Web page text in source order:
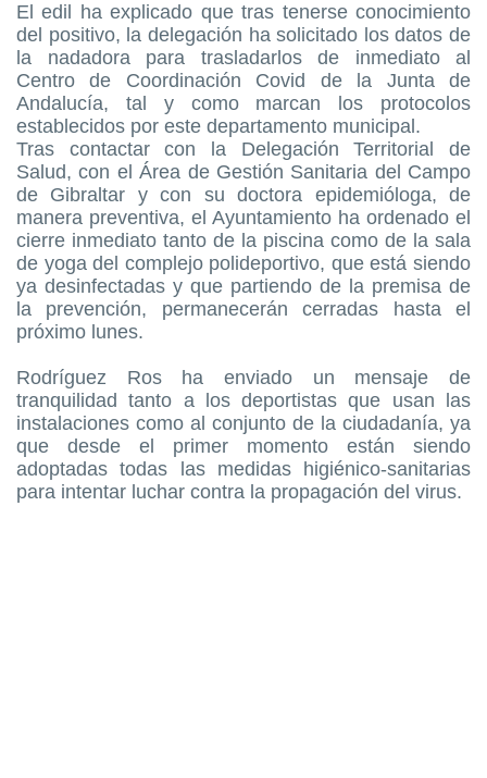
El edil ha explicado que tras tenerse conocimiento
del positivo, la delegación ha solicitado los datos de
la nadadora para trasladarlos de inmediato al
Centro de Coordinación Covid de la Junta de
Andalucía, tal y como marcan los protocolos
establecidos por este departamento municipal.
Tras contactar con la Delegación Territorial de
Salud, con el Área de Gestión Sanitaria del Campo
de Gibraltar y con su doctora epidemióloga, de
manera preventiva, el Ayuntamiento ha ordenado el
cierre inmediato tanto de la piscina como de la sala
de yoga del complejo polideportivo, que está siendo
ya desinfectadas y que partiendo de la premisa de
la prevención, permanecerán cerradas hasta el
próximo lunes.
Rodríguez Ros ha enviado un mensaje de
tranquilidad tanto a los deportistas que usan las
instalaciones como al conjunto de la ciudadanía, ya
que desde el primer momento están siendo
adoptadas todas las medidas higiénico-sanitarias
para intentar luchar contra la propagación del virus.